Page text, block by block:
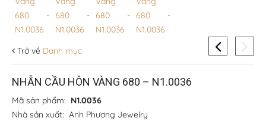
Trở về Danh mục
NHẪN CẦU HÔN VÀNG 680 – N1.0036
Mã sản phẩm: N1.0036
Nhà sản xuất: Anh Phương Jewelry